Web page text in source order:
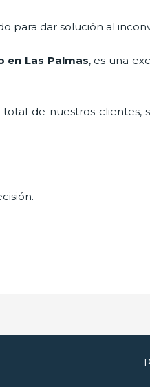
para dar solución al
en Las Palmas, es una
de nuestros clientes,